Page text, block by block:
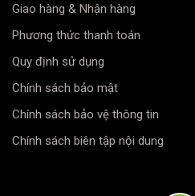
Đặc điểm:
Mang lại sự linh
đỏ đặc trưng.
(Malaysia):
Vật liệu: Thép cường độ cao,
Liền khối, được hàn
Giao hàng & Nhận hàng
Phương thức thanh toán
Quy định sử dụng
Chính sách bảo mật
Chính sách bảo vệ thông tin
Chính sách biên tập nội dung